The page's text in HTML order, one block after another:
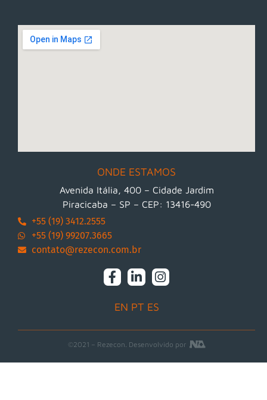
ONDE ESTAMOS
Avenida Itália, 400 – Cidade Jardim
Piracicaba – SP – CEP: 13416-490
+55 (19) 3412.2555
+55 (19) 99207.3665
contato@rezecon.com.br
EN PT ES
©2021 – Rezecon. Desenvolvido por